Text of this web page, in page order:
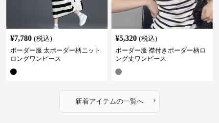
¥7,780 (税込)
ボーダー服 太ボーダー柄ニット
ロングワンピース
¥5,320 (税込)
ボーダー服 襟付きボーダー柄ロ
ング丈ワンピース
新着アイテムの一覧へ ›